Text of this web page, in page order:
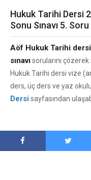
Hukuk Tarihi Dersi
Sonu Sınavı 5. Soru
Aöf Hukuk Tarihi dersi
sınavısorularını çözerek
Hukuk Tarihi dersi vize
ders, üç ders ve yaz
Dersisayfasından